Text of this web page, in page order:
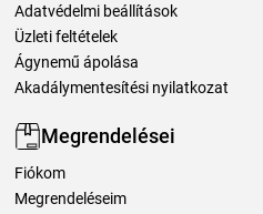
Adatvédelmi beállítások
Üzleti feltételek
Ágynemű ápolása
Akadálymentesítési nyilatkozat
Megrendelései
Fiókom
Megrendeléseim